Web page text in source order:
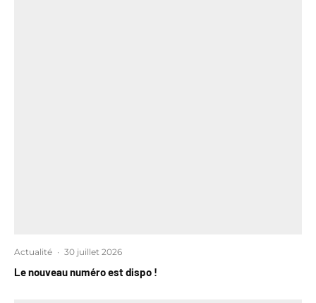
Actualité · 30 juillet 2026
Le nouveau numéro est dispo !